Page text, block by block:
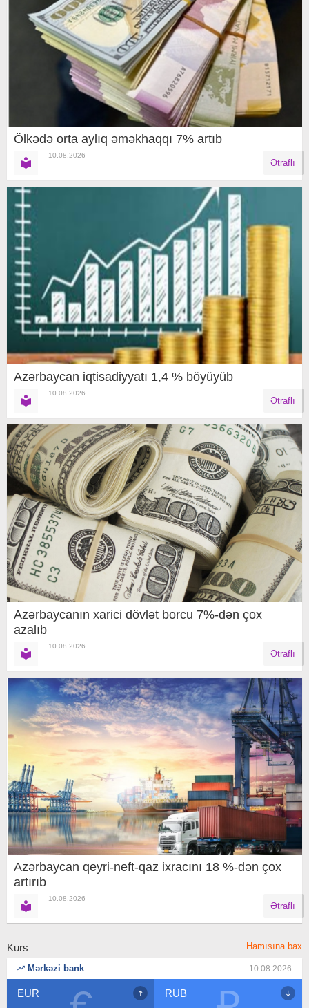
Ölkədə orta aylıq əməkhaqqı 7% artıb
10.08.2026
Ətraflı
Azərbaycan iqtisadiyyatı 1,4 % böyüyüb
10.08.2026
Ətraflı
Azərbaycanın xarici dövlət borcu 7%-dən çox
azalıb
10.08.2026
Ətraflı
Azərbaycan qeyri-neft-qaz ixracını 18 %-dən çox
artırıb
10.08.2026
Ətraflı
Kurs Hamısına bax
Mərkəzi bank 10.08.2026
EUR RUB